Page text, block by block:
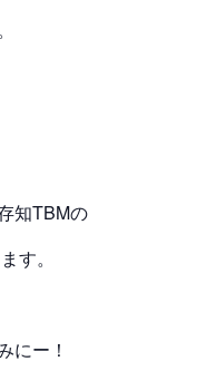
知TBMの
す。
にー！